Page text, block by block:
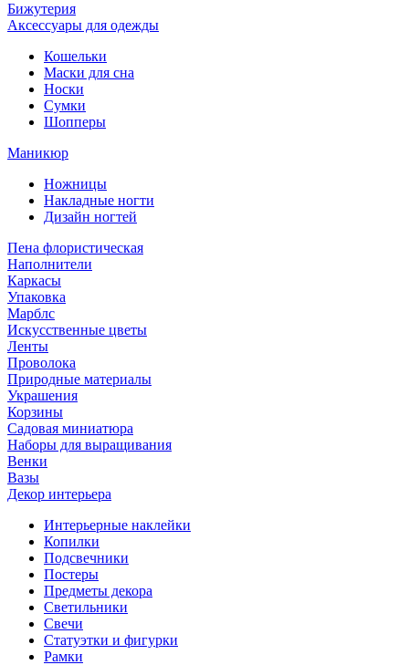
Бижутерия
Аксессуары для одежды
Кошельки
Маски для сна
Носки
Сумки
Шопперы
Маникюр
Ножницы
Накладные ногти
Дизайн ногтей
Пена флористическая
Наполнители
Каркасы
Упаковка
Марблс
Искусственные цветы
Ленты
Проволока
Природные материалы
Украшения
Корзины
Садовая миниатюра
Наборы для выращивания
Венки
Вазы
Декор интерьера
Интерьерные наклейки
Копилки
Подсвечники
Постеры
Предметы декора
Светильники
Свечи
Статуэтки и фигурки
Рамки